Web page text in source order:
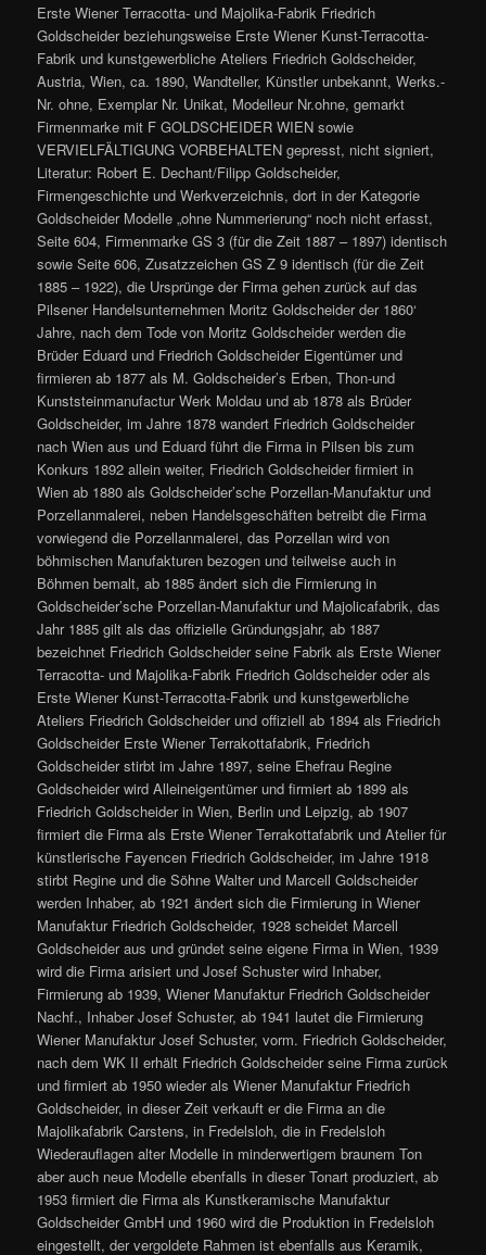
Erste Wiener Terracotta- und Majolika-Fabrik Friedrich
Goldscheider beziehungsweise Erste Wiener Kunst-Terracotta-
Fabrik und kunstgewerbliche Ateliers Friedrich Goldscheider,
Austria, Wien, ca. 1890, Wandteller, Künstler unbekannt, Werks.-
Nr. ohne, Exemplar Nr. Unikat, Modelleur Nr.ohne, gemarkt
Firmenmarke mit F GOLDSCHEIDER WIEN sowie
VERVIELFÄLTIGUNG VORBEHALTEN gepresst, nicht signiert,
Literatur: Robert E. Dechant/Filipp Goldscheider,
Firmengeschichte und Werkverzeichnis, dort in der Kategorie
Goldscheider Modelle „ohne Nummerierung“ noch nicht erfasst,
Seite 604, Firmenmarke GS 3 (für die Zeit 1887 – 1897) identisch
sowie Seite 606, Zusatzzeichen GS Z 9 identisch (für die Zeit
1885 – 1922), die Ursprünge der Firma gehen zurück auf das
Pilsener Handelsunternehmen Moritz Goldscheider der 1860‘
Jahre, nach dem Tode von Moritz Goldscheider werden die
Brüder Eduard und Friedrich Goldscheider Eigentümer und
firmieren ab 1877 als M. Goldscheider’s Erben, Thon-und
Kunststeinmanufactur Werk Moldau und ab 1878 als Brüder
Goldscheider, im Jahre 1878 wandert Friedrich Goldscheider
nach Wien aus und Eduard führt die Firma in Pilsen bis zum
Konkurs 1892 allein weiter, Friedrich Goldscheider firmiert in
Wien ab 1880 als Goldscheider’sche Porzellan-Manufaktur und
Porzellanmalerei, neben Handelsgeschäften betreibt die Firma
vorwiegend die Porzellanmalerei, das Porzellan wird von
böhmischen Manufakturen bezogen und teilweise auch in
Böhmen bemalt, ab 1885 ändert sich die Firmierung in
Goldscheider’sche Porzellan-Manufaktur und Majolicafabrik, das
Jahr 1885 gilt als das offizielle Gründungsjahr, ab 1887
bezeichnet Friedrich Goldscheider seine Fabrik als Erste Wiener
Terracotta- und Majolika-Fabrik Friedrich Goldscheider oder als
Erste Wiener Kunst-Terracotta-Fabrik und kunstgewerbliche
Ateliers Friedrich Goldscheider und offiziell ab 1894 als Friedrich
Goldscheider Erste Wiener Terrakottafabrik, Friedrich
Goldscheider stirbt im Jahre 1897, seine Ehefrau Regine
Goldscheider wird Alleineigentümer und firmiert ab 1899 als
Friedrich Goldscheider in Wien, Berlin und Leipzig, ab 1907
firmiert die Firma als Erste Wiener Terrakottafabrik und Atelier für
künstlerische Fayencen Friedrich Goldscheider, im Jahre 1918
stirbt Regine und die Söhne Walter und Marcell Goldscheider
werden Inhaber, ab 1921 ändert sich die Firmierung in Wiener
Manufaktur Friedrich Goldscheider, 1928 scheidet Marcell
Goldscheider aus und gründet seine eigene Firma in Wien, 1939
wird die Firma arisiert und Josef Schuster wird Inhaber,
Firmierung ab 1939, Wiener Manufaktur Friedrich Goldscheider
Nachf., Inhaber Josef Schuster, ab 1941 lautet die Firmierung
Wiener Manufaktur Josef Schuster, vorm. Friedrich Goldscheider,
nach dem WK II erhält Friedrich Goldscheider seine Firma zurück
und firmiert ab 1950 wieder als Wiener Manufaktur Friedrich
Goldscheider, in dieser Zeit verkauft er die Firma an die
Majolikafabrik Carstens, in Fredelsloh, die in Fredelsloh
Wiederauflagen alter Modelle in minderwertigem braunem Ton
aber auch neue Modelle ebenfalls in dieser Tonart produziert, ab
1953 firmiert die Firma als Kunstkeramische Manufaktur
Goldscheider GmbH und 1960 wird die Produktion in Fredelsloh
eingestellt, der vergoldete Rahmen ist ebenfalls aus Keramik,